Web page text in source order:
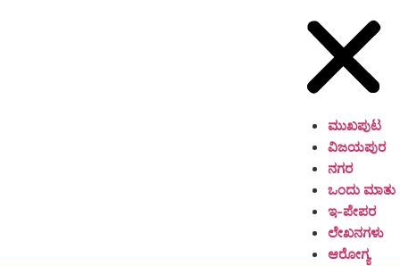
ಮುಖಪುಟ
ವಿಜಯಪುರ
ನಗರ
ಒಂದು ಮಾತು
ಇ-ಪೇಪರ
ಲೇಖನಗಳು
ಆರೋಗ್ಯ